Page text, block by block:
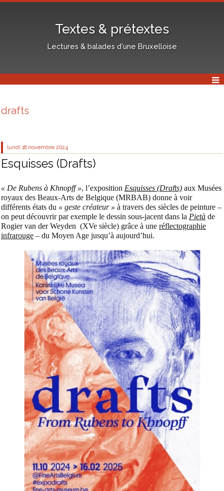
Textes & prétextes
Lectures & balades d'une Bruxelloise
drafts
lundi 18 novembre 2024
Esquisses (Drafts)
« De Rubens à Khnopff », l’exposition Esquisses (Drafts) aux Musées
royaux des Beaux-Arts de Belgique (MRBAB) donne à voir
différents états du « geste créateur » à travers des siècles de peinture –
on peut découvrir par exemple le dessin sous-jacent dans la Pietà de
Rogier van der Weyden (XVe siècle) grâce à une réflectographie
infrarouge – du Moyen Age jusqu’à aujourd’hui.